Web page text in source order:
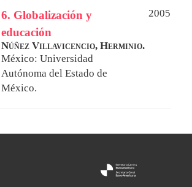
6. Globalización y
educación
2005
Núñez Villavicencio, Herminio.
México: Universidad
Autónoma del Estado de
México.